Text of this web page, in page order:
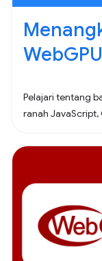
WebGPU
Pelajari tentang
ranah JavaScript,